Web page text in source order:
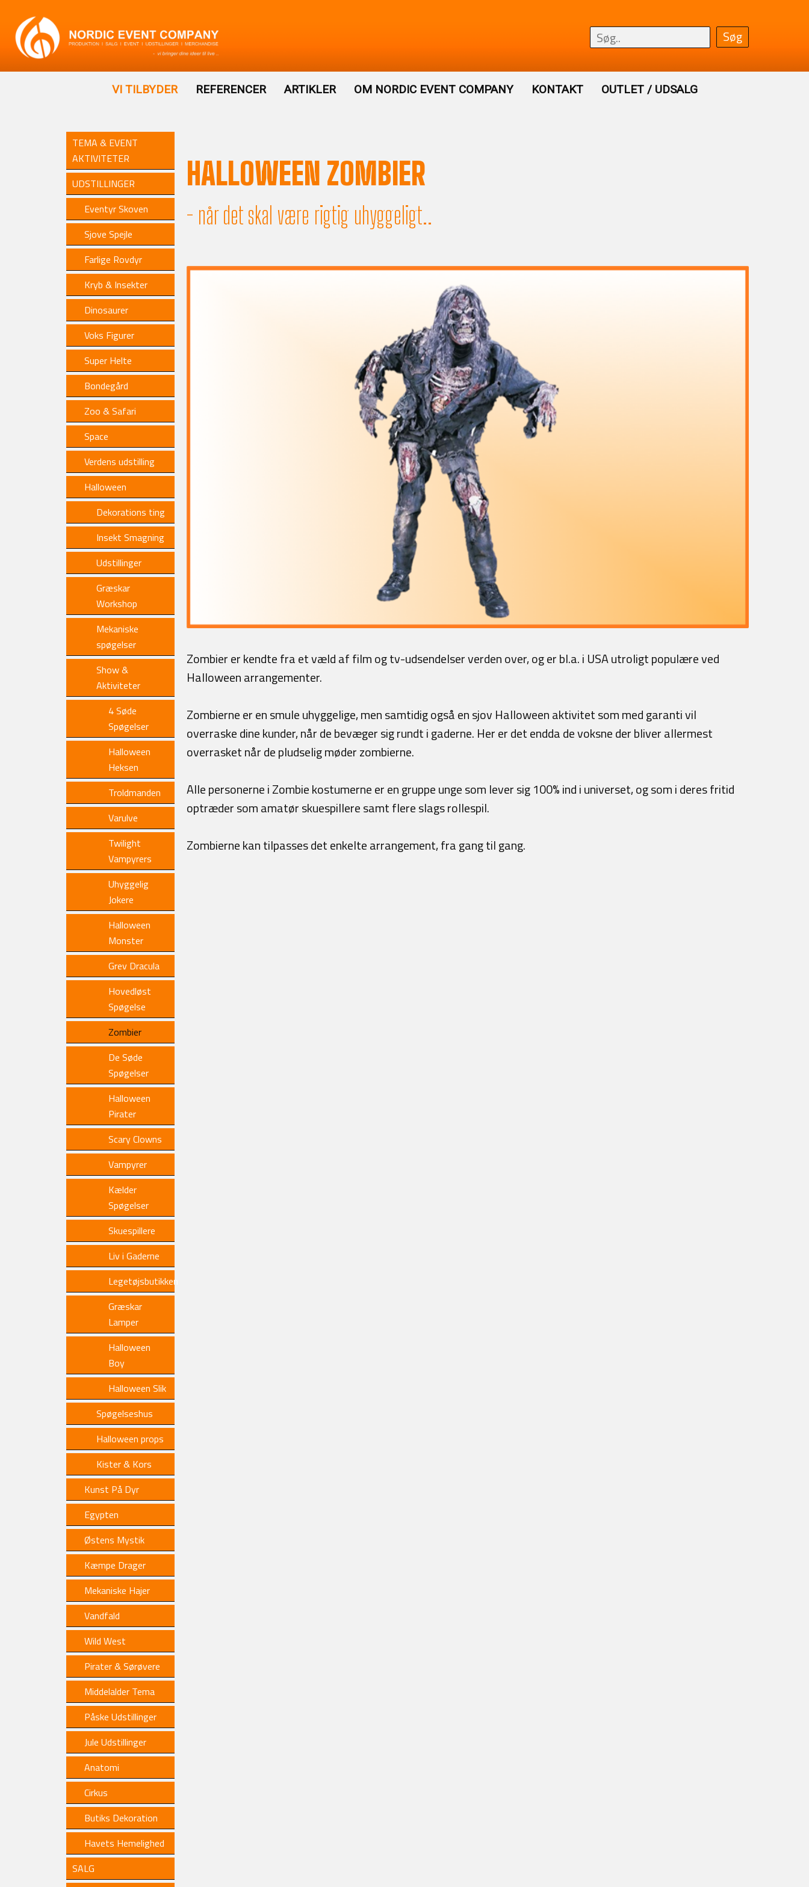
VI TILBYDER REFERENCER ARTIKLER OM NORDIC EVENT COMPANY KONTAKT OUTLET / UDSALG
TEMA & EVENT
AKTIVITETER
UDSTILLINGER
Eventyr Skoven
Sjove Spejle
Farlige Rovdyr
Kryb & Insekter
Dinosaurer
Voks Figurer
Super Helte
Bondegård
Zoo & Safari
Space
Verdens udstilling
Halloween
Dekorations ting
Insekt Smagning
Udstillinger
Græskar
Workshop
Mekaniske
spøgelser
Show &
Aktiviteter
4 Søde
Spøgelser
Halloween
Heksen
Troldmanden
Varulve
Twilight
Vampyrers
Uhyggelig
Jokere
Halloween
Monster
Grev Dracula
Hovedløst
Spøgelse
Zombier
De Søde
Spøgelser
Halloween
Pirater
Scary Clowns
Vampyrer
Kælder
Spøgelser
Skuespillere
Liv i Gaderne
Legetøjsbutikken
Græskar
Lamper
Halloween
Boy
Halloween Slik
Spøgelseshus
Halloween props
Kister & Kors
Kunst På Dyr
Egypten
Østens Mystik
Kæmpe Drager
Mekaniske Hajer
Vandfald
Wild West
Pirater & Sørøvere
Middelalder Tema
Påske Udstillinger
Jule Udstillinger
Anatomi
Cirkus
Butiks Dekoration
Havets Hemelighed
SALG
HALLOWEEN ZOMBIER
- når det skal være rigtig uhyggeligt..
Zombier er kendte fra et væld af film og tv-udsendelser verden over, og er bl.a. i USA utroligt populære ved
Halloween arrangementer.
Zombierne er en smule uhyggelige, men samtidig også en sjov Halloween aktivitet som med garanti vil
overraske dine kunder, når de bevæger sig rundt i gaderne. Her er det endda de voksne der bliver allermest
overrasket når de pludselig møder zombierne.
Alle personerne i Zombie kostumerne er en gruppe unge som lever sig 100% ind i universet, og som i deres fritid
optræder som amatør skuespillere samt flere slags rollespil.
Zombierne kan tilpasses det enkelte arrangement, fra gang til gang.